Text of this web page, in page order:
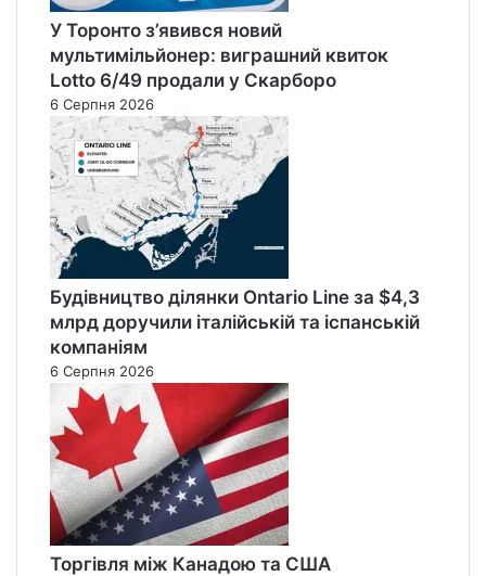
У Торонто з’явився новий
мультимільйонер: виграшний квиток
Lotto 6/49 продали у Скарборо
6 Серпня 2026
Будівництво ділянки Ontario Line за $4,3
млрд доручили італійській та іспанській
компаніям
6 Серпня 2026
Торгівля між Канадою та США